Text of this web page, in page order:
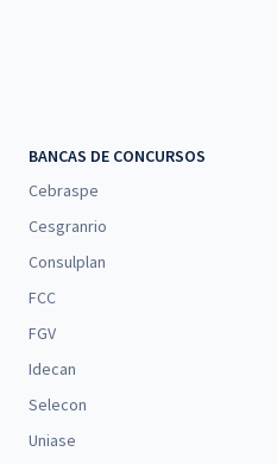
BANCAS DE CONCURSOS
Cebraspe
Cesgranrio
Consulplan
FCC
FGV
Idecan
Selecon
Uniase